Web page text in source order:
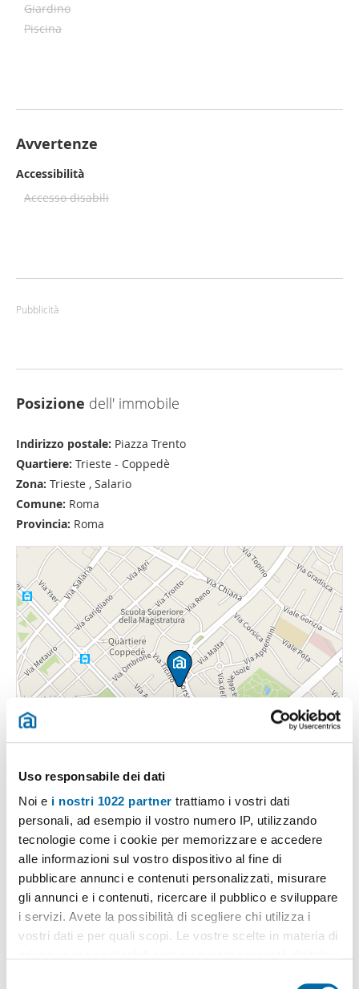
Uso responsabile dei dati
Noi e i nostri 1022 partner trattiamo i vostri dati
personali, ad esempio il vostro numero IP, utilizzando
tecnologie come i cookie per memorizzare e accedere
alle informazioni sul vostro dispositivo al fine di
pubblicare annunci e contenuti personalizzati, misurare
gli annunci e i contenuti, ricercare il pubblico e sviluppare
i servizi. Avete la possibilità di scegliere chi utilizza i
vostri dati e per quali scopi. Le vostre scelte in materia di
Giardino
Piscina
Avvertenze
Accessibilità
Accesso disabili
Pubblicità
Posizione dell' immobile
Indirizzo postale: Piazza Trento
Quartiere: Trieste - Coppedè
Zona: Trieste , Salario
Comune: Roma
Provincia: Roma
Pubblicità